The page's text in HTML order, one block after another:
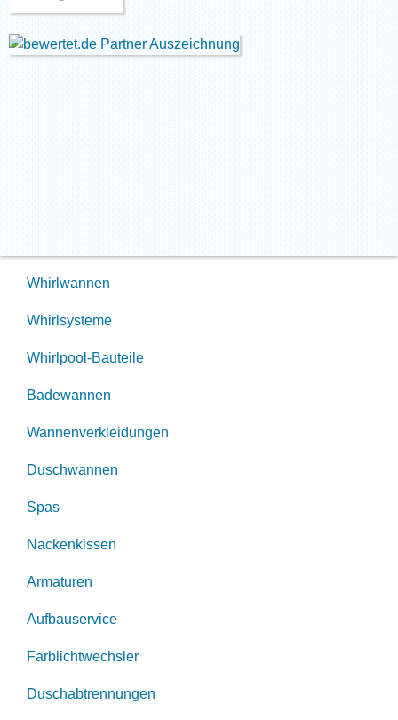
Whirlwannen
Whirlsysteme
Whirlpool-Bauteile
Badewannen
Wannenverkleidungen
Duschwannen
Spas
Nackenkissen
Armaturen
Aufbauservice
Farblichtwechsler
Duschabtrennungen